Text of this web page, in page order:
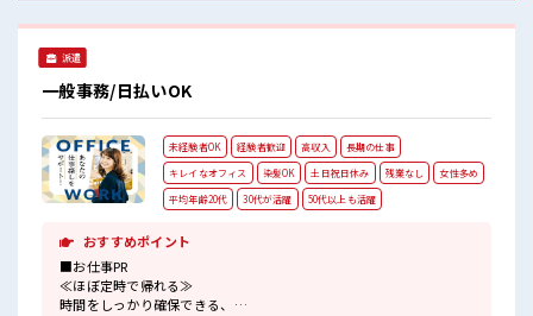
からスキルUP・ステップUP目指していきましょう！ ■職場
自由な職場！ 活気あふれる20代活躍中の職場です☆
派遣
一般事務/日払いOK
未経験者OK 経験者歓迎 高収入
長期の仕事
キレイなオフィス
染髪OK 土日祝日休み 残業なし
女性多め
平均年齢20代
30代が活躍 50代以上も活躍
おすすめポイント
■お仕事PR
≪ほぼ定時で帰れる≫
時間をしっかり確保できる、